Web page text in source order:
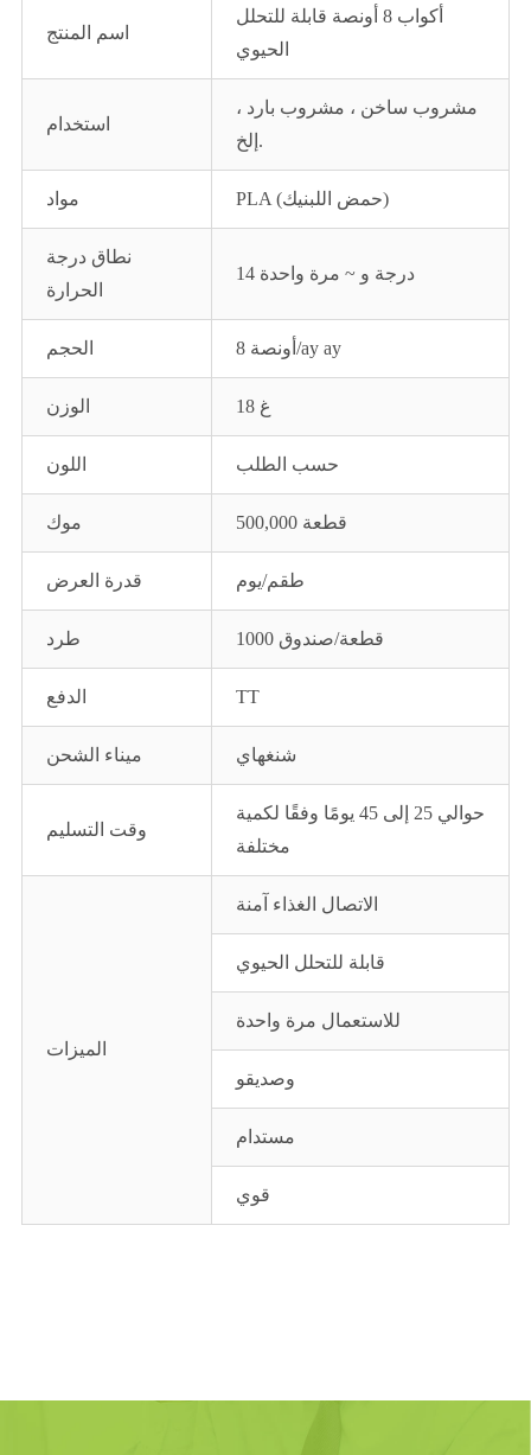
اسم المنتج
أكواب 8 أونصة قابلة للتحلل
الحيوي
استخدام
مشروب ساخن ، مشروب بارد ،
إلخ.
مواد PLA (حمض اللبنيك)
نطاق درجة
الحرارة
14 درجة و ~ مرة واحدة
الحجم 8 أونصة/ay ay
الوزن 18 غ
اللون حسب الطلب
موك 500,000 قطعة
قدرة العرض طقم/يوم
طرد 1000 قطعة/صندوق
الدفع TT
ميناء الشحن شنغهاي
وقت التسليم
حوالي 25 إلى 45 يومًا وفقًا لكمية
مختلفة
الميزات
الاتصال الغذاء آمنة
قابلة للتحلل الحيوي
للاستعمال مرة واحدة
وصديقو
مستدام
قوي